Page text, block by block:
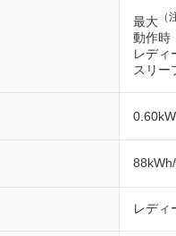
最大 （
動作時
レディ
スリー
レディ